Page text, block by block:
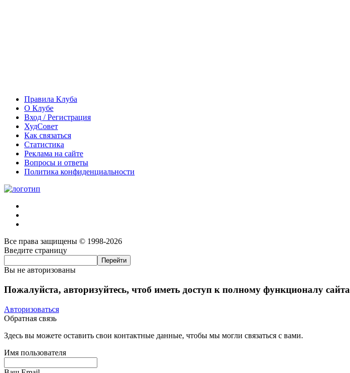
Правила Клуба
О Клубе
Вход / Регистрация
ХудСовет
Как связаться
Статистика
Реклама на сайте
Вопросы и ответы
Политика конфиденциальности
Все права защищены © 1998-2026
Введите страницу
Вы не авторизованы
Пожалуйста, авторизуйтесь, чтоб иметь доступ к полному функционалу сайта
Авторизоваться
Обратная связь
Здесь вы можете оставить свои контактные данные, чтобы мы могли связаться с вами.
Имя пользователя